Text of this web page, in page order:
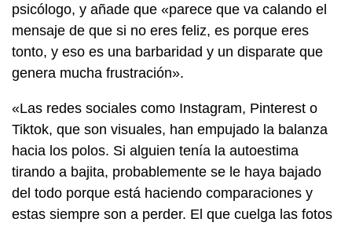
psicólogo, y añade que «parece que va calando el
mensaje de que si no eres feliz, es porque eres
tonto, y eso es una barbaridad y un disparate que
genera mucha frustración».
«Las redes sociales como Instagram, Pinterest o
Tiktok, que son visuales, han empujado la balanza
hacia los polos. Si alguien tenía la autoestima
tirando a bajita, probablemente se le haya bajado
del todo porque está haciendo comparaciones y
estas siempre son a perder. El que cuelga las fotos